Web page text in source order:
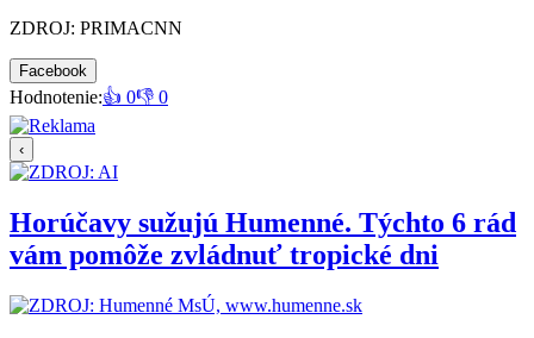
ZDROJ: PRIMACNN
Facebook
Hodnotenie:👍 0👎 0
‹
Horúčavy sužujú Humenné. Týchto 6 rád
vám pomôže zvládnuť tropické dni